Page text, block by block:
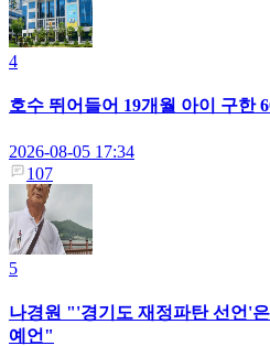
4
호수 뛰어들어 19개월 아이 구한
2026-08-05 17:34
107
5
나경원 "'경기도 재정파탄 선언'
예언"